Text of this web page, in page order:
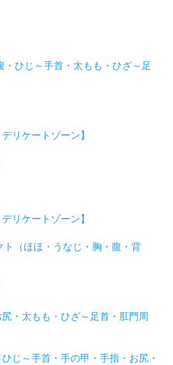
・ひじ～手首・太もも・ひざ～足
リケートゾーン】
リケートゾーン】
（ほほ・うなじ・胸・腹・背
・太もも・ひざ～足首・肛門周
じ～手首・手の甲・手指・お尻・